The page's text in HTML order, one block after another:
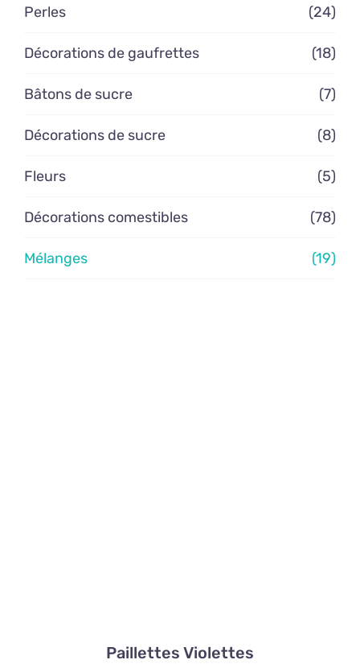
Perles (24)
Décorations de gaufrettes (18)
Bâtons de sucre (7)
Décorations de sucre (8)
Fleurs (5)
Décorations comestibles (78)
Mélanges (19)
Paillettes Violettes